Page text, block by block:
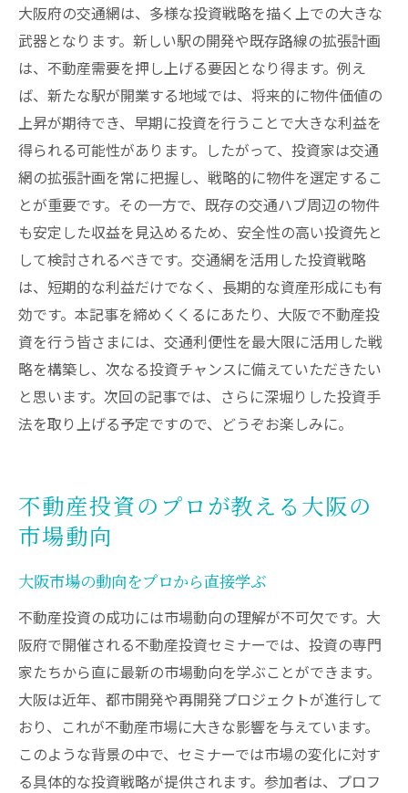
大阪府の交通網は、多様な投資戦略を描く上での大きな
武器となります。新しい駅の開発や既存路線の拡張計画
は、不動産需要を押し上げる要因となり得ます。例え
ば、新たな駅が開業する地域では、将来的に物件価値の
上昇が期待でき、早期に投資を行うことで大きな利益を
得られる可能性があります。したがって、投資家は交通
網の拡張計画を常に把握し、戦略的に物件を選定するこ
とが重要です。その一方で、既存の交通ハブ周辺の物件
も安定した収益を見込めるため、安全性の高い投資先と
して検討されるべきです。交通網を活用した投資戦略
は、短期的な利益だけでなく、長期的な資産形成にも有
効です。本記事を締めくくるにあたり、大阪で不動産投
資を行う皆さまには、交通利便性を最大限に活用した戦
略を構築し、次なる投資チャンスに備えていただきたい
と思います。次回の記事では、さらに深堀りした投資手
法を取り上げる予定ですので、どうぞお楽しみに。
不動産投資のプロが教える大阪の
市場動向
大阪市場の動向をプロから直接学ぶ
不動産投資の成功には市場動向の理解が不可欠です。大
阪府で開催される不動産投資セミナーでは、投資の専門
家たちから直に最新の市場動向を学ぶことができます。
大阪は近年、都市開発や再開発プロジェクトが進行して
おり、これが不動産市場に大きな影響を与えています。
このような背景の中で、セミナーでは市場の変化に対す
る具体的な投資戦略が提供されます。参加者は、プロフ